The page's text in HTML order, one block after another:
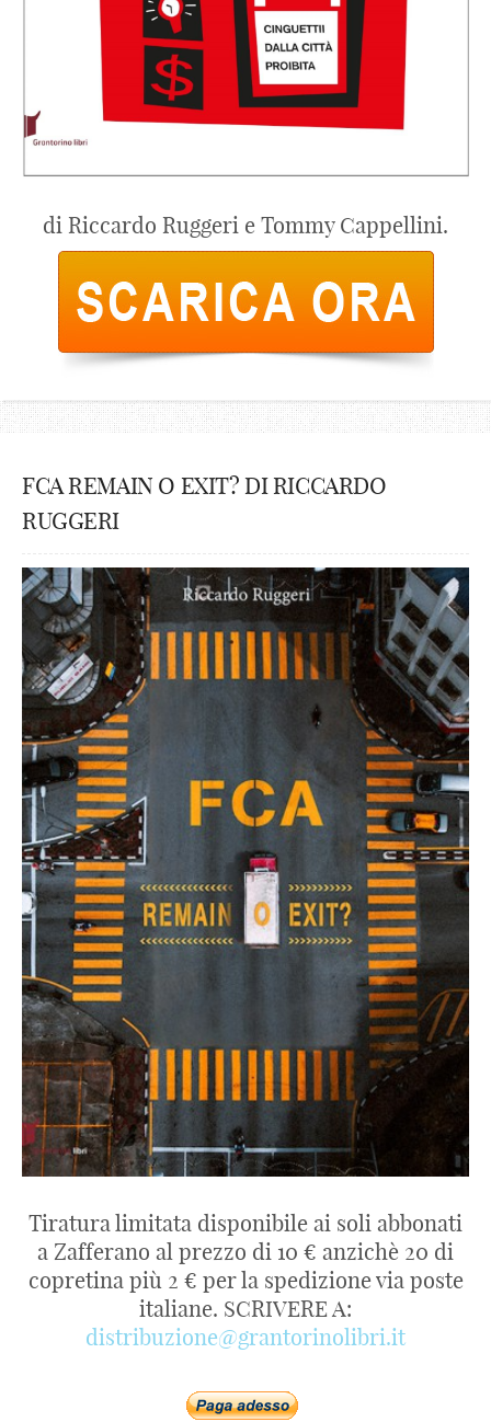
di Riccardo Ruggeri e Tommy Cappellini.
FCA REMAIN O EXIT? DI RICCARDO
RUGGERI
Tiratura limitata disponibile ai soli abbonati
a Zafferano al prezzo di 10 € anzichè 20 di
copretina più 2 € per la spedizione via poste
italiane. SCRIVERE A:
distribuzione@grantorinolibri.it